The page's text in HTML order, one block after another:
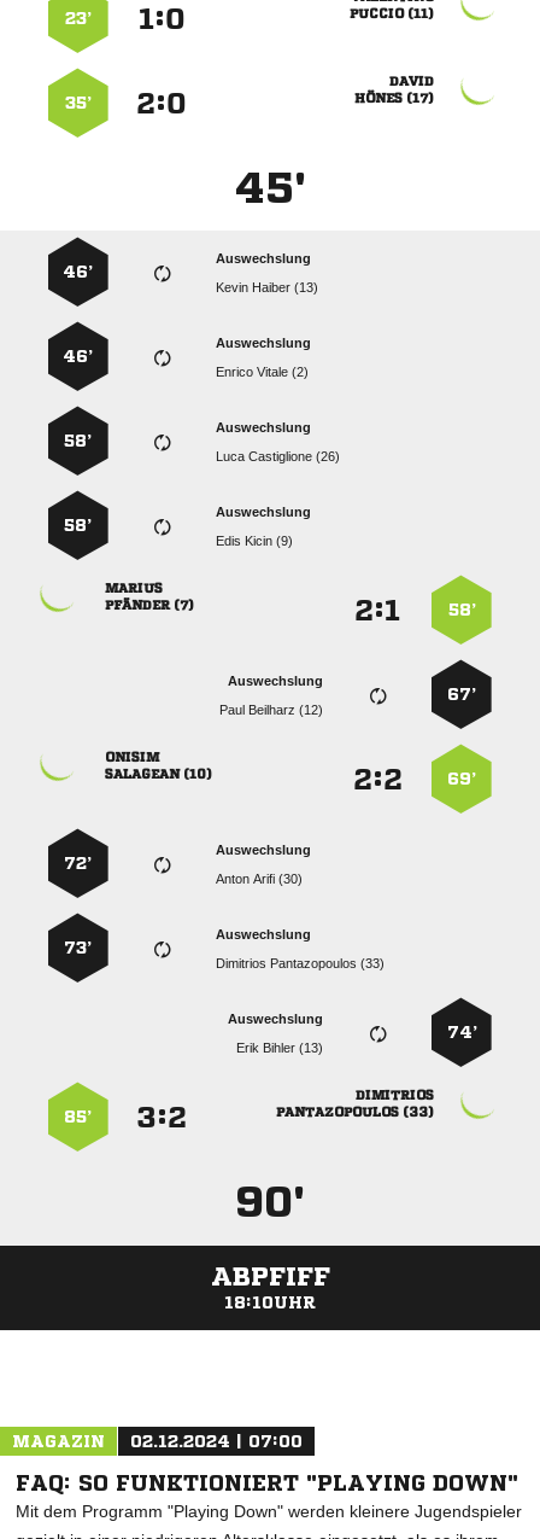
 
:
23’

 
:
35’
45'
Auswechslung
  
46’
Auswechslung
  
46’
Auswechslung
  
58’
Auswechslung
  
58’
58’
:

 
67’
Auswechslung
  
69’
:

 
Auswechslung
  
72’
Auswechslung
  
73’
74’
Auswechslung
  

 
:
85’
90'
ABPFIFF
18:10UHR
MAGAZIN 02.12.2024 | 07:00
FAQ: SO FUNKTIONIERT "PLAYING DOWN"
Mit dem Programm "Playing Down" werden kleinere Jugendspieler